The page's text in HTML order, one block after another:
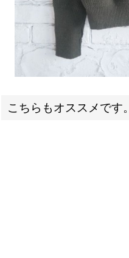
こちらもオススメです。